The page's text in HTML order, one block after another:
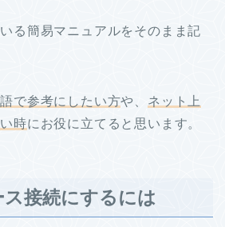
る簡易マニュアルをそのまま記
で参考にしたい方や、 ネット上
時にお役に立てると思います。
接続にするには